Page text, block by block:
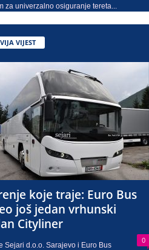
za univerzalno osiguranje tereta...
VIJEST
koje traje: Euro Bus
još jedan vrhunski
Cityliner
0
Sejari d.o.o. Sarajevo i Euro Bus